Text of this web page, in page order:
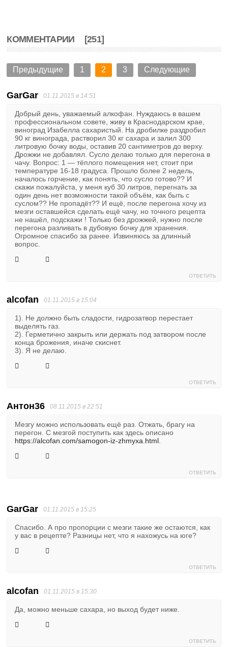
КОММЕНТАРИИ [251]
Предыдущие 1 2 3 Следующие
GarGar 01.11.2015 в 14:51
Добрый день, уважаемый алкофан. Нуждаюсь в вашем
профессиональном совете, живу в Краснодарском крае,
виноград Изабелла сахаристый. На дробилке раздробил
90 кг винограда, растворил 30 кг сахара и залил 300
литровую бочку воды, оставив 20 сантиметров до верху.
Дрожжи не добавлял. Сусло делаю только для перегона в
чачу. Вопрос: 1 — тёплого помещения нет, стоит при
температуре 16-18 градуса. Прошло более 2 недель,
началось горчение, как понять, что сусло готово?? И
скажи пожалуйста, у меня куб 30 литров, перегнать за
один день нет возможности такой объём, как быть с
суслом?? Не пропадёт?? И ещё, после перегона хочу из
мезги оставшейся сделать ещё чачу, но точного рецепта
не нашёл, подскажи ! Только без дрожжей, нужно после
перегона разливать в дубовую бочку для хранения.
Огромное спасибо за ранее. Извиняюсь за длинный
вопрос.
ОТВЕТИТЬ
alcofan 01.11.2015 в 15:04
1). Не должно быть сладости, гидрозатвор перестает
выделять газ.
2). Герметично закрыть или держать под затвором после
конца брожения, иначе скиснет.
3). Я не делаю.
ОТВЕТИТЬ
Антон36 08.11.2015 в 22:51
Мезгу можно использовать ещё раз. Отжать, брагу на
перегон. С мезгой поступить как здесь описано
https://alcofan.com/samogon-iz-zhmyxa.html
ОТВЕТИТЬ
GarGar 01.11.2015 в 15:25
Спасибо. А про пропорции с мезги такие же остаются, как
у вас в рецепте? Разницы нет, что я нахожусь на юге?
ОТВЕТИТЬ
alcofan 01.11.2015 в 15:30
Да, можно меньше сахара, но выход будет ниже.
ОТВЕТИТЬ